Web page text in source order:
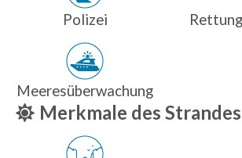
Polizei
Meeresüberwachung
Merkmale des Strandes